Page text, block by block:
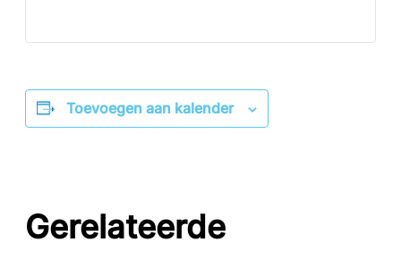
Toevoegen aan kalender
Gerelateerde